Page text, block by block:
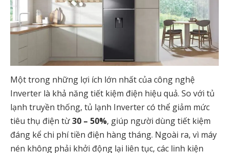
Một trong những lợi ích lớn nhất của công nghệ
Inverter là khả năng tiết kiệm điện hiệu quả. So với tủ
lạnh truyền thống, tủ lạnh Inverter có thể giảm mức
tiêu thụ điện từ30 – 50%, giúp người dùng tiết kiệm
đáng kể chi phí tiền điện hàng tháng. Ngoài ra, vì máy
nén không phải khởi động lại liên tục, các linh kiện